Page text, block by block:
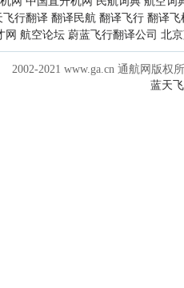
飞行翻译 翻译民航 翻译飞行 翻译飞
网 航空论坛 蔚蓝飞行翻译公司 北
2002-2021 www.ga.cn 通航网版权
蓝天